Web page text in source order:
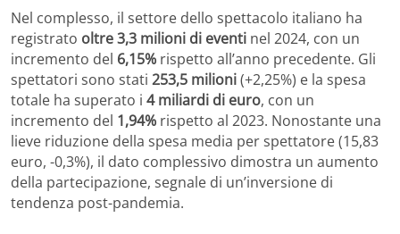
Nel complesso, il settore dello spettacolo italiano ha
registrato oltre 3,3 milioni di eventi nel 2024, con un
incremento del 6,15% rispetto all’anno precedente. Gli
spettatori sono stati 253,5 milioni(+2,25%) e la spesa
totale ha superato i 4 miliardi di euro, con un
incremento del 1,94% rispetto al 2023. Nonostante una
lieve riduzione della spesa media per spettatore (15,83
euro, -0,3%), il dato complessivo dimostra un aumento
della partecipazione, segnale di un’inversione di
tendenza post-pandemia.